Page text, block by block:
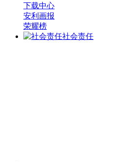
下载中心
安利画报
荣耀榜
社会责任